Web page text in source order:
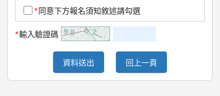
* 同意下方報名須知敘述請勾選
*輸入驗證碼
資料送出 回上一頁